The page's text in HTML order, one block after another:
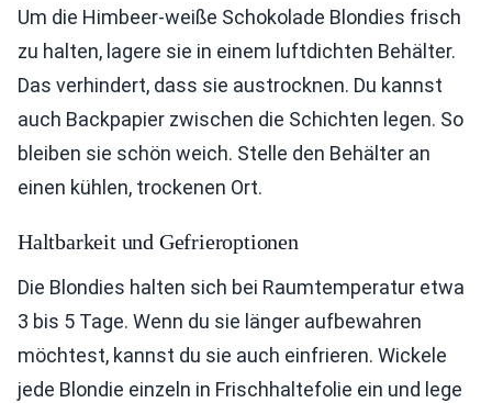
Um die Himbeer-weiße Schokolade Blondies frisch
zu halten, lagere sie in einem luftdichten Behälter.
Das verhindert, dass sie austrocknen. Du kannst
auch Backpapier zwischen die Schichten legen. So
bleiben sie schön weich. Stelle den Behälter an
einen kühlen, trockenen Ort.
Haltbarkeit und Gefrieroptionen
Die Blondies halten sich bei Raumtemperatur etwa
3 bis 5 Tage. Wenn du sie länger aufbewahren
möchtest, kannst du sie auch einfrieren. Wickele
jede Blondie einzeln in Frischhaltefolie ein und lege